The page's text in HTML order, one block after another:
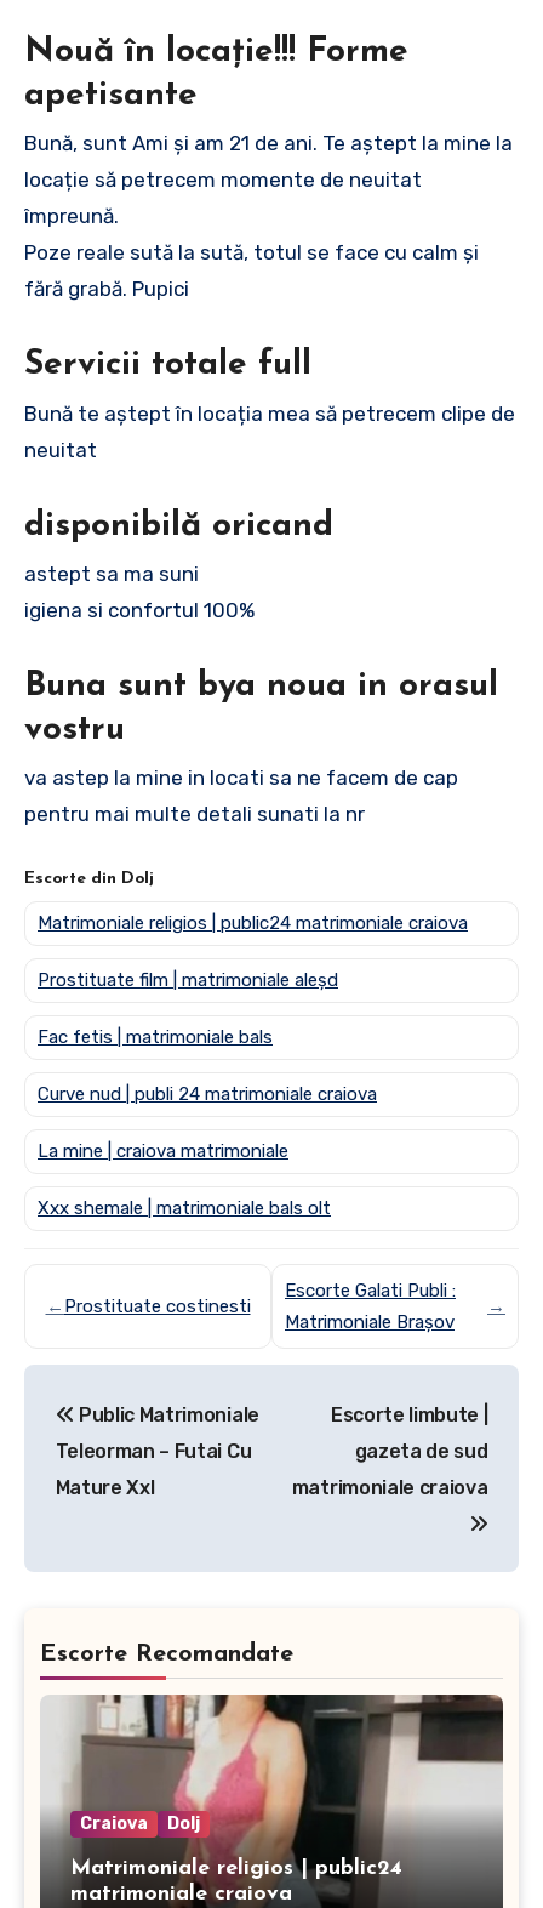
Nouă în locație!!! Forme
apetisante
Bună, sunt Ami și am 21 de ani. Te aștept la mine la
locație să petrecem momente de neuitat
împreună.
Poze reale sută la sută, totul se face cu calm și
fără grabă. Pupici
Servicii totale full
Bună te aștept în locația mea să petrecem clipe de
neuitat
disponibilă oricand
astept sa ma suni
igiena si confortul 100%
Buna sunt bya noua in orasul
vostru
va astep la mine in locati sa ne facem de cap
pentru mai multe detali sunati la nr
Escorte din Dolj
Matrimoniale religios | public24 matrimoniale craiova
Prostituate film | matrimoniale aleșd
Fac fetis | matrimoniale bals
Curve nud | publi 24 matrimoniale craiova
La mine | craiova matrimoniale
Xxx shemale | matrimoniale bals olt
← Prostituate costinesti
Escorte Galati Publi :
Matrimoniale Brașov
→
navigation
Public Matrimoniale
Teleorman – Futai Cu
Mature Xxl
Escorte limbute |
gazeta de sud
matrimoniale craiova
Escorte Recomandate
Craiova Dolj
Matrimoniale religios | public24
matrimoniale craiova